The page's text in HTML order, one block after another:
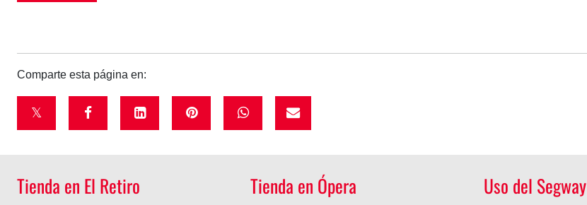
Comparte esta página en:
w
t
f
a
e
l
i
p
i
w
h
t
Tienda en El Retiro Tienda en Ópera Uso del Segway